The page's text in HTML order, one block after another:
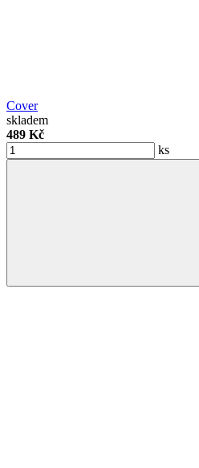
Cover
skladem
489 Kč
ks